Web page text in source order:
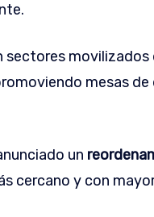
movilizados
mesas
un
cercano y con